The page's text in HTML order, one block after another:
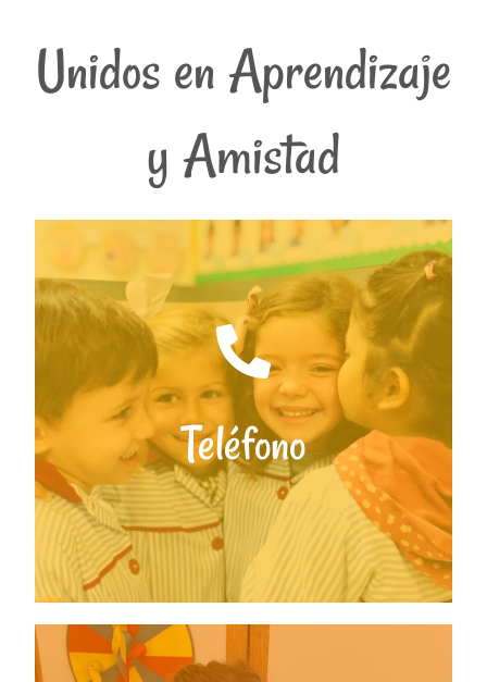
Unidos en Aprendizaje
y Amistad
Teléfono
979 70 65 52
Escríbenos
colegio@blancadecastilla.es
Escríbenos